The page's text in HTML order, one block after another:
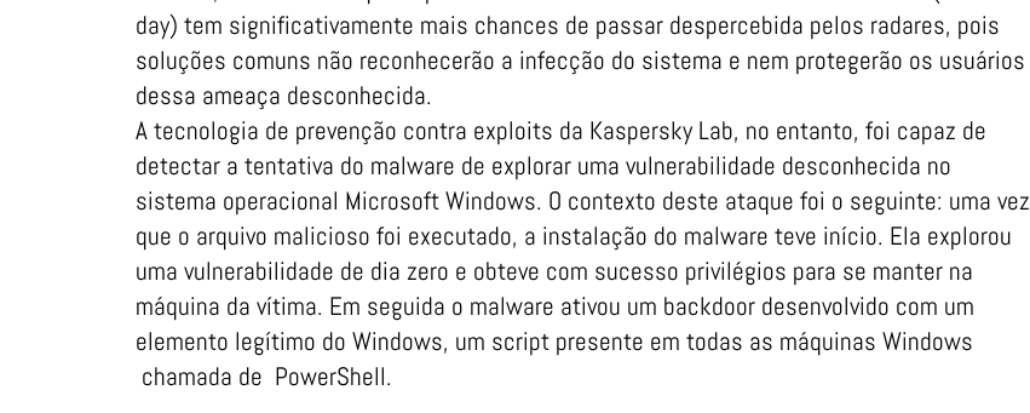
day) tem significativamente mais chances de passar despercebida pelos radares, pois
soluções comuns não reconhecerão a infecção do sistema e nem protegerão os usuários
dessa ameaça desconhecida.
A tecnologia de prevenção contra exploits da Kaspersky Lab, no entanto, foi capaz de
detectar a tentativa do malware de explorar uma vulnerabilidade desconhecida no
sistema operacional Microsoft Windows. O contexto deste ataque foi o seguinte: uma vez
que o arquivo malicioso foi executado, a instalação do malware teve início. Ela explorou
uma vulnerabilidade de dia zero e obteve com sucesso privilégios para se manter na
máquina da vítima. Em seguida o malware ativou um backdoor desenvolvido com um
elemento legítimo do Windows, um script presente em todas as máquinas Windows
chamada de PowerShell.